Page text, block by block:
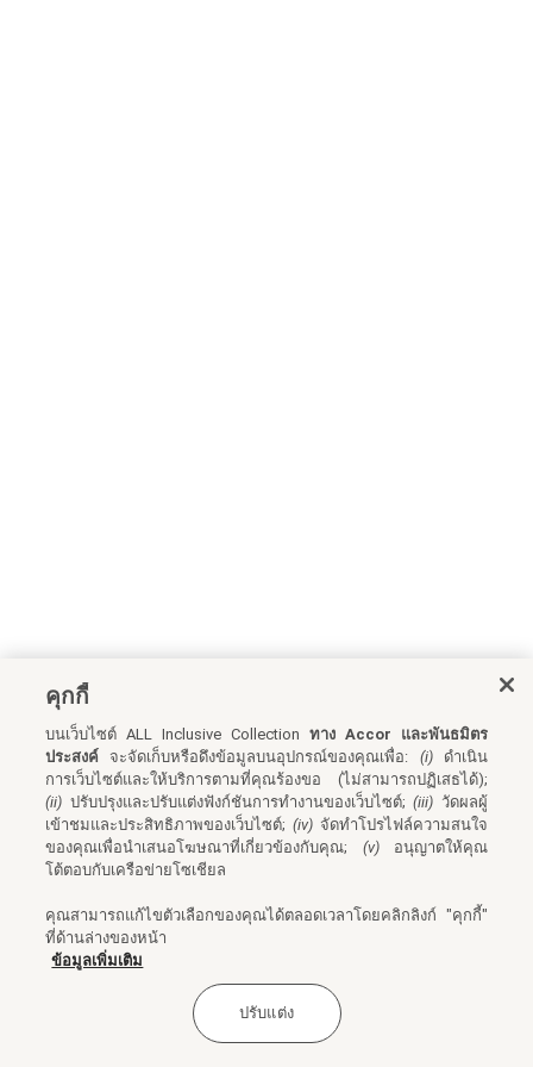
คุกกี้
บนเว็บไซต์ ALL Inclusive Collection ทาง Accor และพันธมิตร
ประสงค์ จะจัดเก็บหรือดึงข้อมูลบนอุปกรณ์ของคุณเพื่อ: (i)ดำเนิน
การเว็บไซต์และให้บริการตามที่คุณร้องขอ (ไม่สามารถปฏิเสธได้);
(ii) ปรับปรุงและปรับแต่งฟังก์ชันการทำงานของเว็บไซต์;(iii) วัดผลผู้
เข้าชมและประสิทธิภาพของเว็บไซต์; (iv) จัดทำโปรไฟล์ความสนใจ
ของคุณเพื่อนำเสนอโฆษณาที่เกี่ยวข้องกับคุณ; (v)อนุญาตให้คุณ
โต้ตอบกับเครือข่ายโซเชียล
คุณสามารถแก้ไขตัวเลือกของคุณได้ตลอดเวลาโดยคลิกลิงก์ "คุกกี้"
ที่ด้านล่างของหน้า
ข้อมูลเพิ่มเติม
ปรับแต่ง